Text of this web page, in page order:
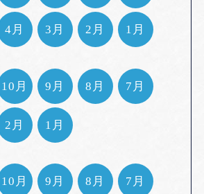
4月 3月 2月 1月
10月 9月 8月 7月
2月 1月
10月 9月 8月 7月